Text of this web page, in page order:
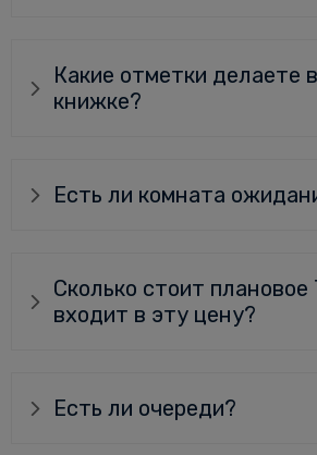
Какие отметки делаете
книжке?
Есть ли комната
Сколько стоит плановое
входит в эту цену?
Есть ли очереди?